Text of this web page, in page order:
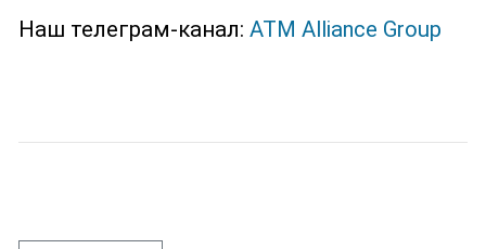
Наш телеграм-канал: ATM Alliance Group